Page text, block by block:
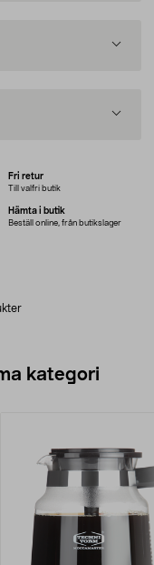
Fri retur
Till valfri butik
Hämta i butik
Beställ online, från butikslager
kategori